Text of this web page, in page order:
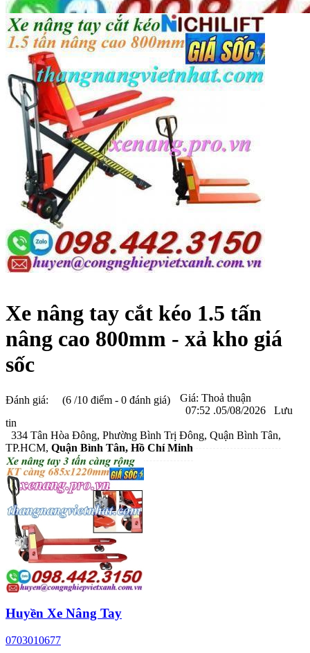
Xe nâng tay cắt kéo 1.5 tấn
nâng cao 800mm - xả kho giá
sốc
Đánh giá: (6 /10 điểm - 0 đánh giá) Giá: Thoả thuận
07:52 .05/08/2026
Lưu
tin
334 Tân Hòa Đông, Phường Bình Trị Đông, Quận Bình Tân,
TP.HCM, Quận Bình Tân, Hồ Chí Minh
Huyền Xe Nâng Tay
0703010677